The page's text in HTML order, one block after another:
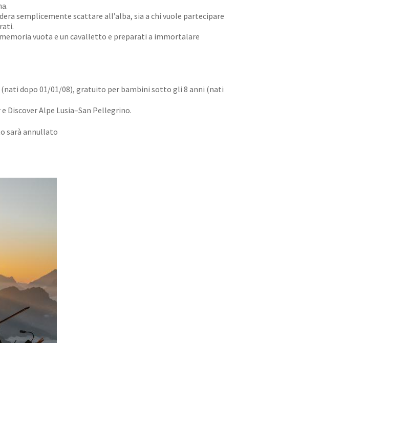
semplicemente scattare all’alba, sia a chi vuole partecipare
vuota e un cavalletto e preparati a immortalare
dopo 01/01/08), gratuito per bambini sotto gli 8 anni (nati
Alpe Lusia–San Pellegrino.
sarà annullato